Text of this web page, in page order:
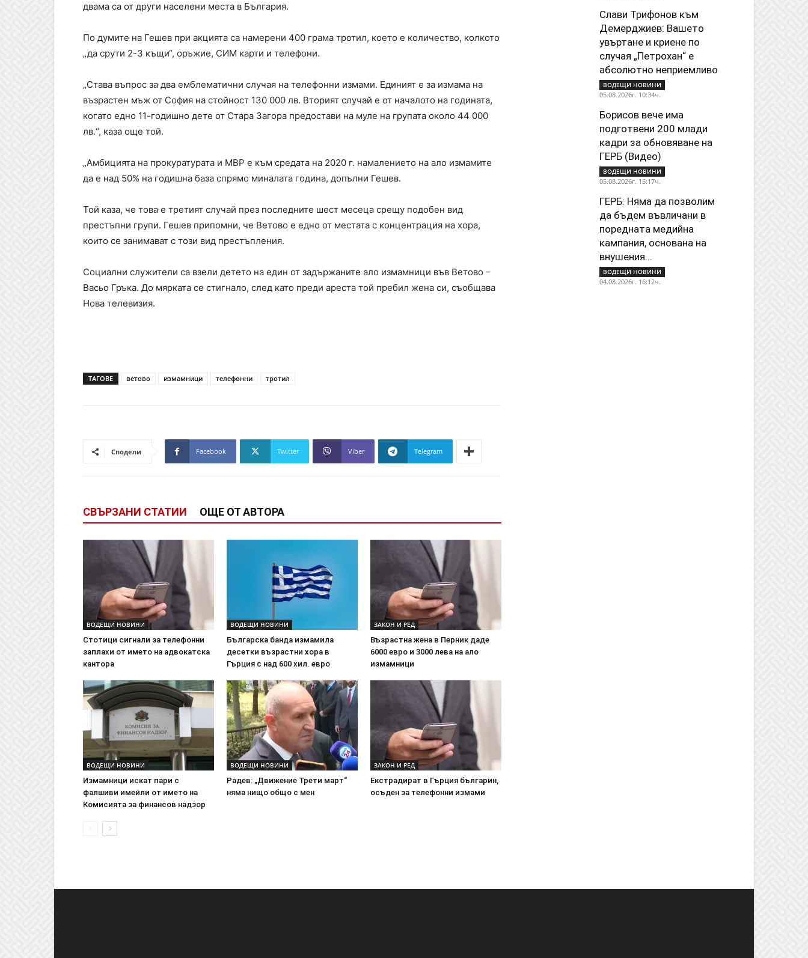
двама са от други населени места в България.
По думите на Гешев при акцията са намерени 400 грама тротил, което е количество, колкото
„да срути 2-3 къщи“, оръжие, СИМ карти и телефони.
„Става въпрос за два емблематични случая на телефонни измами. Единият е за измама на
възрастен мъж от София на стойност 130 000 лв. Вторият случай е от началото на годината,
когато едно 11-годишно дете от Стара Загора предостави на муле на групата около 44 000
лв.“, каза още той.
„Амбицията на прокуратурата и МВР е към средата на 2020 г. намалението на ало измамите
да е над 50% на годишна база спрямо миналата година, допълни Гешев.
Той каза, че това е третият случай през последните шест месеца срещу подобен вид
престъпни групи. Гешев припомни, че Ветово е едно от местата с концентрация на хора,
които се занимават с този вид престъпления.
Социални служители са взели детето на един от задържаните ало измамници във Ветово –
Васьо Гръка. До мярката се стигнало, след като преди ареста той пребил жена си, съобщава
Нова телевизия.
ТАГОВЕ ветово измамници телефонни тротил
Сподели Facebook Twitter Viber Telegram
СВЪРЗАНИ СТАТИИ ОЩЕ ОТ АВТОРА
ВОДЕЩИ НОВИНИ
Стотици сигнали за телефонни
заплахи от името на адвокатска
кантора
ВОДЕЩИ НОВИНИ
Българска банда измамила
десетки възрастни хора в
Гърция с над 600 хил. евро
ЗАКОН И РЕД
Възрастна жена в Перник даде
6000 евро и 3000 лева на ало
измамници
ВОДЕЩИ НОВИНИ
Измамници искат пари с
фалшиви имейли от името на
Комисията за финансов надзор
ВОДЕЩИ НОВИНИ
Радев: „Движение Трети март“
няма нищо общо с мен
ЗАКОН И РЕД
Екстрадират в Гърция българин,
осъден за телефонни измами
Слави Трифонов към
Демерджиев: Вашето
увъртане и криене по
случая „Петрохан“ е
абсолютно неприемливо
ВОДЕЩИ НОВИНИ
05.08.2026г. 10:34ч.
Борисов вече има
подготвени 200 млади
кадри за обновяване на
ГЕРБ (Видео)
ВОДЕЩИ НОВИНИ
05.08.2026г. 15:17ч.
ГЕРБ: Няма да позволим
да бъдем въвличани в
поредната медийна
кампания, основана на
внушения...
ВОДЕЩИ НОВИНИ
04.08.2026г. 16:12ч.